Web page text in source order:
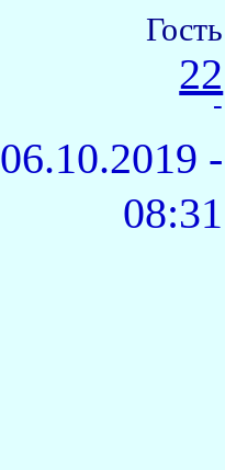
Гость
22
-
06.10.2019 -
08:31